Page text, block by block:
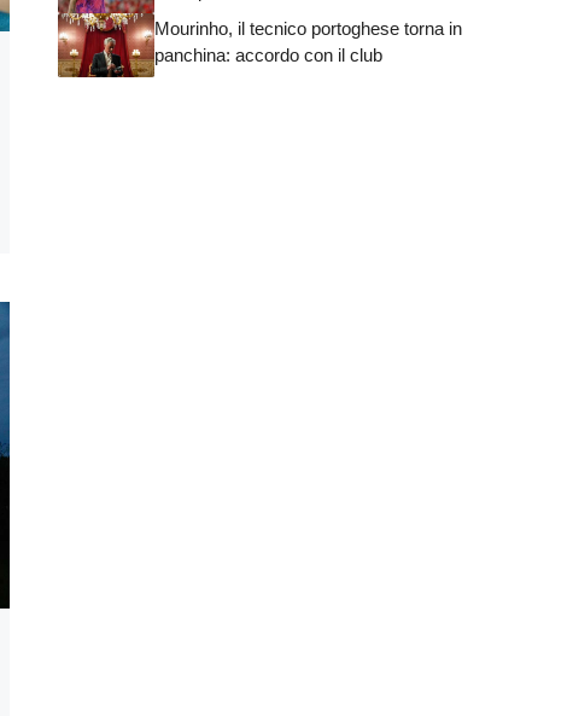
Mourinho, il tecnico portoghese torna in
panchina: accordo con il club